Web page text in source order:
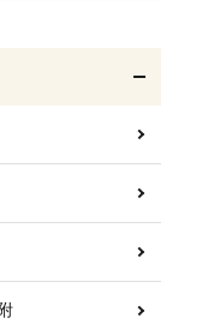
欄間・障子・襖・翠簾